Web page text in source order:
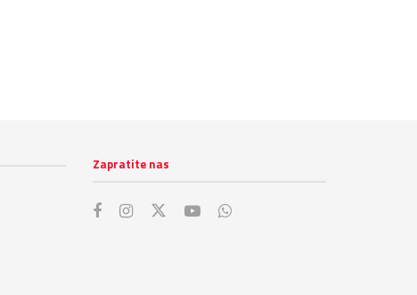
Zapratite nas